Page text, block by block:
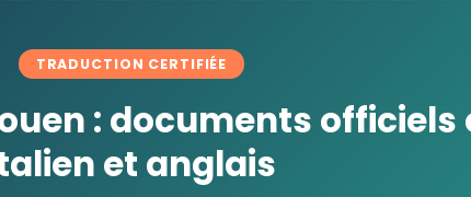
TRADUCTION CERTIFIÉE
: documents officiels
et anglais